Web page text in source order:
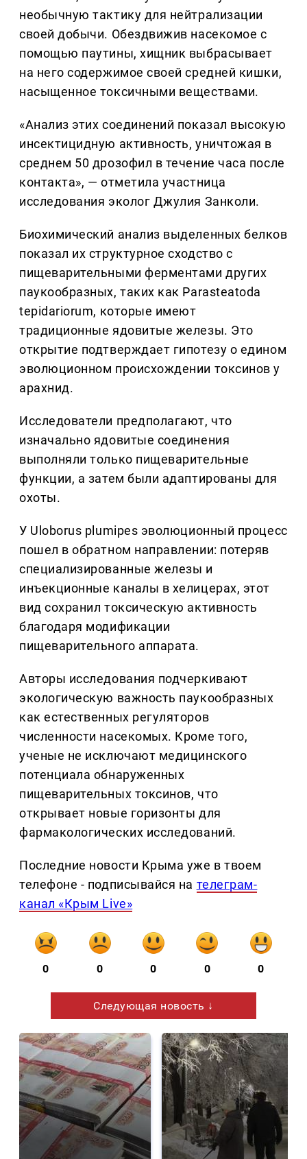
необычную тактику для нейтрализации
своей добычи. Обездвижив насекомое с
помощью паутины, хищник выбрасывает
на него содержимое своей средней кишки,
насыщенное токсичными веществами.
«Анализ этих соединений показал высокую
инсектицидную активность, уничтожая в
среднем 50 дрозофил в течение часа после
контакта», — отметила участница
исследования эколог Джулия Занколи.
Биохимический анализ выделенных белков
показал их структурное сходство с
пищеварительными ферментами других
паукообразных, таких как Parasteatoda
tepidariorum, которые имеют
традиционные ядовитые железы. Это
открытие подтверждает гипотезу о едином
эволюционном происхождении токсинов у
арахнид.
Исследователи предполагают, что
изначально ядовитые соединения
выполняли только пищеварительные
функции, а затем были адаптированы для
охоты.
У Uloborus plumipes эволюционный процесс
пошел в обратном направлении: потеряв
специализированные железы и
инъекционные каналы в хелицерах, этот
вид сохранил токсическую активность
благодаря модификации
пищеварительного аппарата.
Авторы исследования подчеркивают
экологическую важность паукообразных
как естественных регуляторов
численности насекомых. Кроме того,
ученые не исключают медицинского
потенциала обнаруженных
пищеварительных токсинов, что
открывает новые горизонты для
фармакологических исследований.
Последние новости Крыма уже в твоем
телефоне - подписывайся на телеграм-
канал «Крым Live»
0 0 0 0 0
Следующая новость ↓